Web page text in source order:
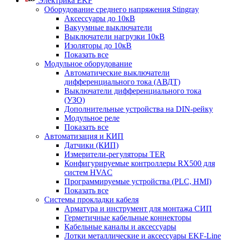
Оборудование среднего напряжения Stingray
Аксессуары до 10кВ
Вакуумные выключатели
Выключатели нагрузки 10кВ
Изоляторы до 10кВ
Показать все
Модульное оборудование
Автоматические выключатели
дифференциального тока (АВДТ)
Выключатели дифференциального тока
(УЗО)
Дополнительные устройства на DIN-рейку
Модульное реле
Показать все
Автоматизация и КИП
Датчики (КИП)
Измерители-регуляторы TER
Конфигурируемые контроллеры RX500 для
систем HVAC
Программируемые устройства (PLC, HMI)
Показать все
Системы прокладки кабеля
Арматура и инструмент для монтажа СИП
Герметичные кабельные коннекторы
Кабельные каналы и аксессуары
Лотки металлические и аксессуары EKF-Line